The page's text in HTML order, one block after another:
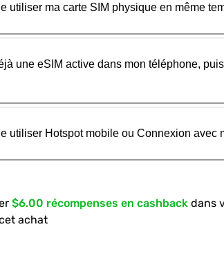
utiliser ma carte SIM physique en même
une eSIM active dans mon téléphone,
utiliser Hotspot mobile ou Connexion avec
$6.00 récompenses en cashback dans
achat